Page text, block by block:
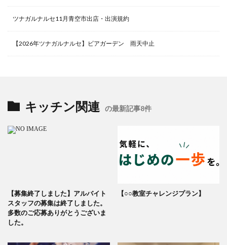
ツナガルナルセ11月青空市出店・出演規約
【2026年ツナガルナルセ】ビアガーデン 雨天中止
キッチン関連 の最新記事8件
【募集終了しました】アルバイト
スタッフの募集は終了しました。
多数のご応募ありがとうございま
した。
【○○教室チャレンジプラン】